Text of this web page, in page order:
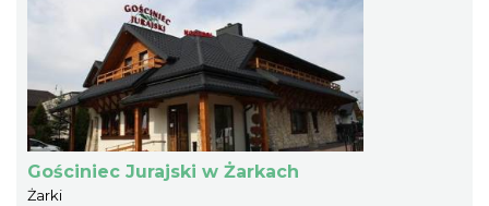
Gościniec Jurajski w Żarkach
Żarki